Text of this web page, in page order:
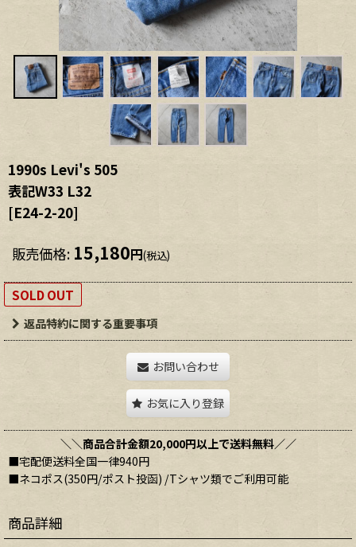
1990s Levi's 505
表記W33 L32
[E24-2-20]
販売価格: 15,180円(税込)
SOLD OUT
返品特約に関する重要事項
お問い合わせ
お気に入り登録
＼＼商品合計金額20,000円以上で送料無料／／
■宅配便送料全国一律940円
■ネコポス(350円/ポスト投函) /Tシャツ類でご利用可能
商品詳細